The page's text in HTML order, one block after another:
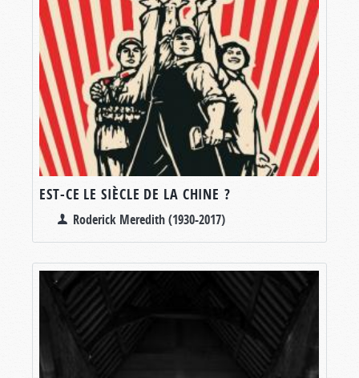
EST-CE LE SIÈCLE DE LA CHINE ?
Roderick Meredith (1930-2017)